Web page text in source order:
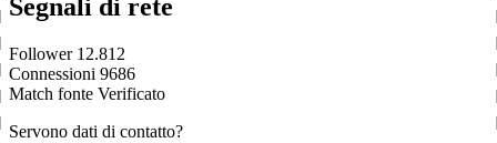
Segnali di rete
Follower 12.812
Connessioni 9686
Match fonte Verificato
Servono dati di contatto?